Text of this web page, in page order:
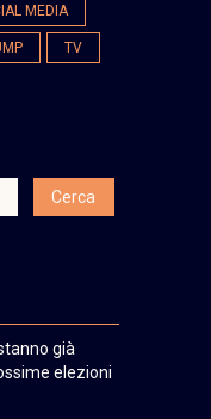
MEDIA
TV
già
elezioni